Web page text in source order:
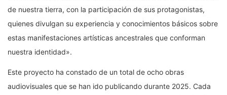
de nuestra tierra, con la participación de sus protagonistas,
quienes divulgan su experiencia y conocimientos básicos sobre
estas manifestaciones artísticas ancestrales que conforman
nuestra identidad».
Este proyecto ha constado de un total de ocho obras
audiovisuales que se han ido publicando durante 2025. Cada